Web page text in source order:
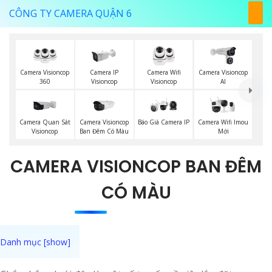
CÔNG TY CAMERA QUẬN 6
Camera Visioncop
360
Camera IP
Visioncop
Camera Wifi
Visioncop
Camera Visioncop
Al
Camera Quan Sát
Visioncop
Camera Visioncop
Ban Đêm Có Màu
Báo Giá Camera IP
Camera Wifi Imou
Mới
CAMERA VISIONCOP BAN ĐÊM
CÓ MÀU